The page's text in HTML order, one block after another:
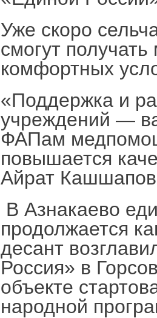
Уже скоро
смогут
комфортных
«Поддержка и
учреждений —
ФАПам
повышается
Айрат
В Азнакаево
продолжается
десант
Россия» в
объекте
народной